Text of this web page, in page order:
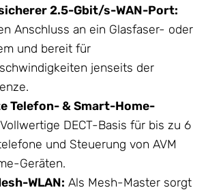
2.5-Gbit/s-WAN-Port:
Anschluss an ein Glasfaser- oder
und bereit für
jenseits der
Telefon- & Smart-Home-
Vollwertige DECT-Basis für bis zu 6
und Steuerung von AVM
Geräten.
WLAN: Als Mesh-Master sorgt